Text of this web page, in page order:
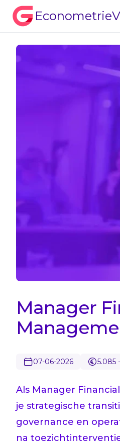
Manager
07-06-2026 5.085
Als Manager
je strategische
governance en
na